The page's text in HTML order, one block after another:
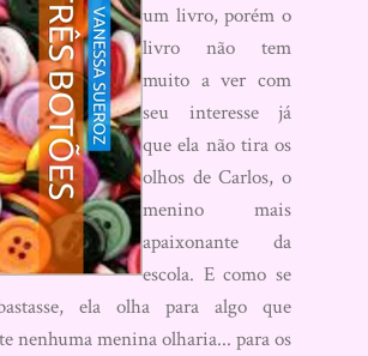
um livro, porém o
livro não tem
muito a ver com
seu interesse já
que ela não tira os
olhos de Carlos, o
menino mais
apaixonante da
escola. E como se
ela olha para algo que
nenhuma menina olharia... para os